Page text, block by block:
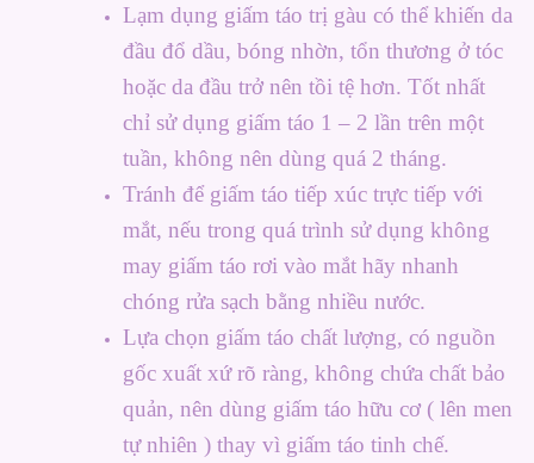
Lạm dụng giấm táo trị gàu có thể khiến da
đầu đổ dầu, bóng nhờn, tổn thương ở tóc
hoặc da đầu trở nên tồi tệ hơn. Tốt nhất
chỉ sử dụng giấm táo 1 – 2 lần trên một
tuần, không nên dùng quá 2 tháng.
Tránh để giấm táo tiếp xúc trực tiếp với
mắt, nếu trong quá trình sử dụng không
may giấm táo rơi vào mắt hãy nhanh
chóng rửa sạch bằng nhiều nước.
Lựa chọn giấm táo chất lượng, có nguồn
gốc xuất xứ rõ ràng, không chứa chất bảo
quản, nên dùng giấm táo hữu cơ ( lên men
tự nhiên ) thay vì giấm táo tinh chế.